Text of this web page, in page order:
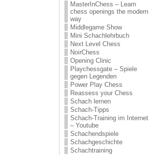
MasterInChess – Learn
chess openings the modern
way
Middlegame Show
Mini Schachlehrbuch
Next Level Chess
NoirChess
Opening Clinic
Playchessgate – Spiele
gegen Legenden
Power Play Chess
Reassess your Chess
Schach lernen
Schach-Tipps
Schach-Training im Internet
– Youtube
Schachendspiele
Schachgeschichte
Schachtraining